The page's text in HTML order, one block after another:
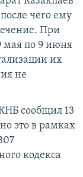
чего ему
При
мая по 9 июня
их
не
сообщил 13
это в рамках
кодекса